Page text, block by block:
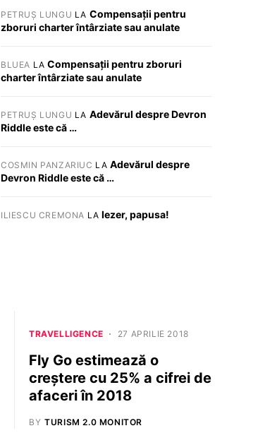
PETRUȘ LUNGU LA Compensații pentru
zboruri charter întârziate sau anulate
BLUEA LACompensații pentru zboruri
charter întârziate sau anulate
PETRUȘ LUNGU LA Adevărul despre Devron
Riddle este că …
COSMIN PANZARIUC LA Adevărul despre
Devron Riddle este că …
ILIESCU CREMONA LA Iezer, papusa!
TRAVELLIGENCE 27 APRILIE 2018
Fly Go estimează o
creștere cu 25% a cifrei de
afaceri în 2018
BY TURISM 2.0 MONITOR